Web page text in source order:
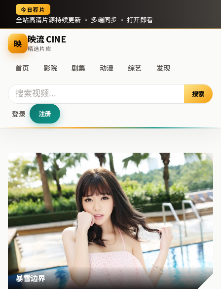
今日荐片
全站高清片源持续更新 · 多端同步 · 打开即看
映 映流 CINE
精选片库
首页 影院 剧集 动漫 综艺 发现
搜索
登录 注册
暴雪边界